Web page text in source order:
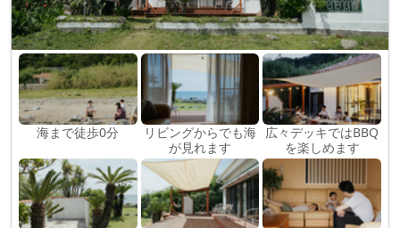
海まで徒歩0分
リビングからでも海
が見れます
広々デッキではBBQ
を楽しめます